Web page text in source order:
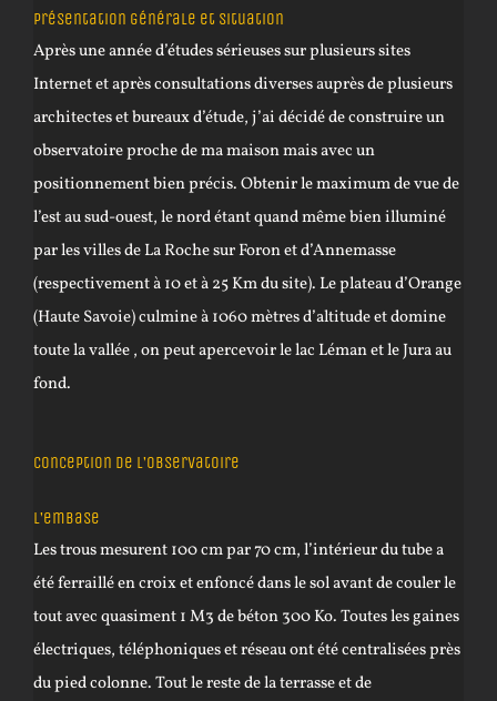
Présentation générale et situation
Après une année d’études sérieuses sur plusieurs sites
Internet et après consultations diverses auprès de plusieurs
architectes et bureaux d’étude, j’ai décidé de construire un
observatoire proche de ma maison mais avec un
positionnement bien précis. Obtenir le maximum de vue de
l’est au sud-ouest, le nord étant quand même bien illuminé
par les villes de La Roche sur Foron et d’Annemasse
(respectivement à 10 et à 25 Km du site). Le plateau d’Orange
(Haute Savoie) culmine à 1060 mètres d’altitude et domine
toute la vallée , on peut apercevoir le lac Léman et le Jura au
fond.
Conception de l’observatoire
L’embase
Les trous mesurent 100 cm par 70 cm, l’intérieur du tube a
été ferraillé en croix et enfoncé dans le sol avant de couler le
tout avec quasiment 1 M3 de béton 300 Ko. Toutes les gaines
électriques, téléphoniques et réseau ont été centralisées près
du pied colonne. Tout le reste de la terrasse et de